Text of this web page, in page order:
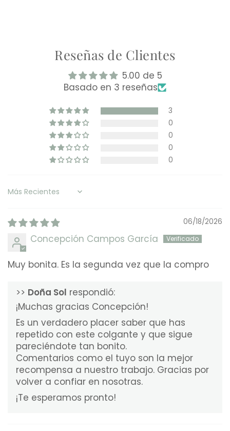
Reseñas de Clientes
5.00 de 5
Basado en 3 reseñas
3
0
0
0
0
Sort by
06/18/2026
Concepción Campos García
Muy bonita. Es la segunda vez que la compro
>> Doña Sol respondió:
¡Muchas gracias Concepción!
Es un verdadero placer saber que has
repetido con este colgante y que sigue
pareciéndote tan bonito.
Comentarios como el tuyo son la mejor
recompensa a nuestro trabajo. Gracias por
volver a confiar en nosotras.
¡Te esperamos pronto!